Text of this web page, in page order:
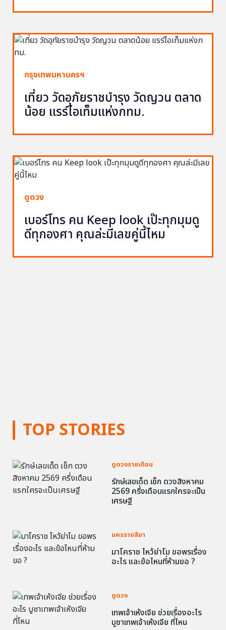
TOP STORIES
ดูดวงรายเดือน
รักษ์เลขเด็ด เช็ก ดวงสิงหาคม
2569 ครึ่งเดือนแรกใครจะเป็น
เศรษฐี
นครราชสีมา
มาโคราช ไหว้ย่าโม ขอพรเรื่อง
อะไร และข้อไหนที่ห้ามขอ ?
ดูดวง
เทพเจ้าเห้งเจีย ช่วยเรื่องอะไร
บูชาเทพเจ้าเห้งเจีย ที่ไหน
กรุงเทพมหานครฯ
เที่ยว วัดอุภัยราชบำรุง วัดญวน ตลาด
น้อย แรร์ไอเท็มแห่งกทม.
ดูดวง
เบอร์โทร คน Keep look เป๊ะทุกมุมดู
ดีทุกองศา คุณล่ะมีเลขคู่นี้ไหม